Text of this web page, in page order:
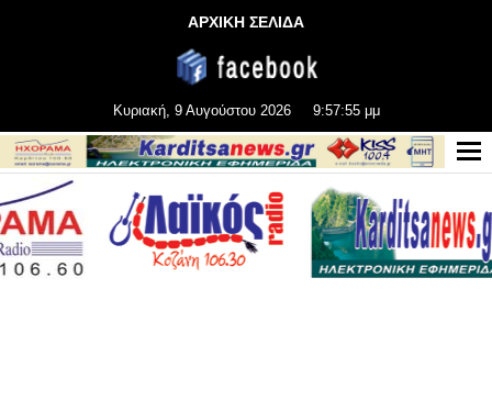
ΑΡΧΙΚΗ ΣΕΛΙΔΑ
Κυριακή, 9 Αυγούστου 2026 9:57:56 μμ